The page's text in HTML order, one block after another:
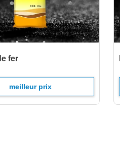
fer
meilleur prix